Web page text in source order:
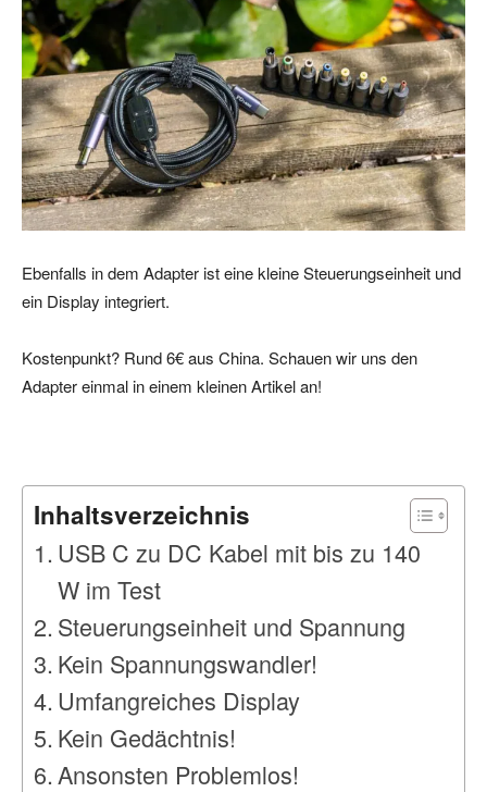
Ebenfalls in dem Adapter ist eine kleine Steuerungseinheit und
ein Display integriert.
Kostenpunkt? Rund 6€ aus China. Schauen wir uns den
Adapter einmal in einem kleinen Artikel an!
Inhaltsverzeichnis
USB C zu DC Kabel mit bis zu 140
W im Test
Steuerungseinheit und Spannung
Kein Spannungswandler!
Umfangreiches Display
Kein Gedächtnis!
Ansonsten Problemlos!